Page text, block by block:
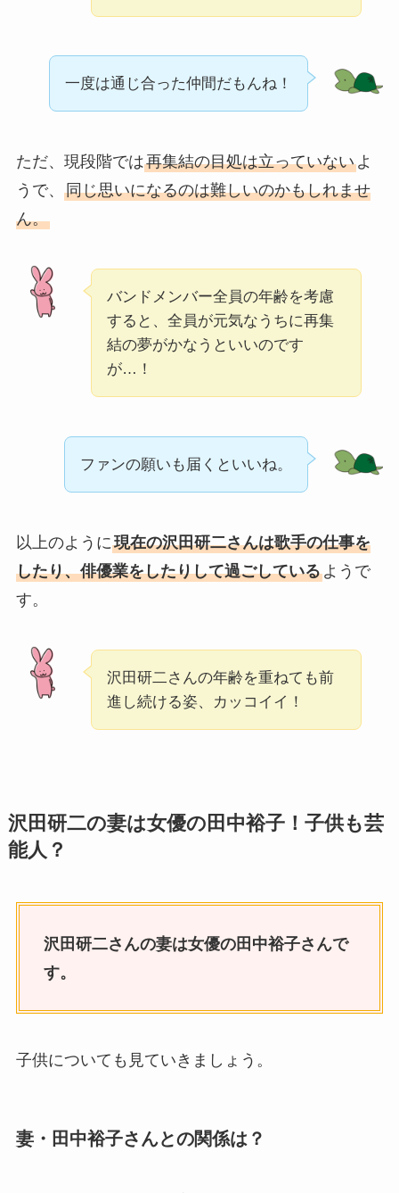
一度は通じ合った仲間だもんね！
ただ、現段階では再集結の目処は立っていないよ
うで、 同じ思いになるのは難しいのかもしれませ
ん。
バンドメンバー全員の年齢を考慮
すると、全員が元気なうちに再集
結の夢がかなうといいのです
が…！
ファンの願いも届くといいね。
以上のように現在の沢田研二さんは歌手の仕事を
したり、俳優業をしたりして過ごしているようで
す。
沢田研二さんの年齢を重ねても前
進し続ける姿、カッコイイ！
沢田研二の妻は女優の田中裕子！子供も芸
能人？
沢田研二さんの妻は女優の田中裕子さんで
す。
子供についても見ていきましょう。
妻・田中裕子さんとの関係は？